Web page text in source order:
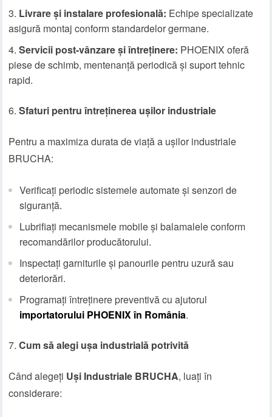
Livrare și instalare profesională: Echipe specializate
asigură montaj conform standardelor germane.
Servicii post-vânzare și întreținere: PHOENIX oferă
piese de schimb, mentenanță periodică și suport tehnic
rapid.
Sfaturi pentru întreținerea ușilor industriale
Pentru a maximiza durata de viață a ușilor industriale
BRUCHA:
Verificați periodic sistemele automate și senzori de
siguranță.
Lubrifiați mecanismele mobile și balamalele conform
recomandărilor producătorului.
Inspectați garniturile și panourile pentru uzură sau
deteriorări.
Programați întreținere preventivă cu ajutorul
importatorului PHOENIX în România.
Cum să alegi ușa industrială potrivită
Când alegeți Uși Industriale BRUCHA, luați în
considerare: